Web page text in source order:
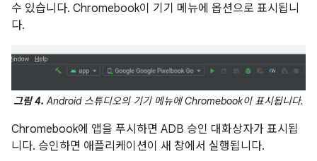
수 있습니다. Chromebook이 기기 메뉴에 옵션으로 표시됩니
다.
그림 4. Android 스튜디오의 기기 메뉴에 Chromebook이 표시됩니다.
Chromebook에 앱을 푸시하면 ADB 승인 대화상자가 표시됩
니다. 승인하면 애플리케이션이 새 창에서 실행됩니다.